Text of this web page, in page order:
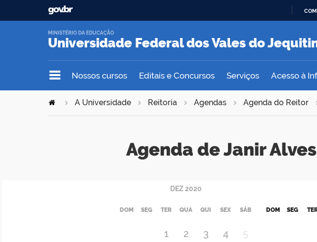
Universidade Federal dos Vales do
MINISTÉRIO DA EDUCAÇÃO
Nossos cursos Editais e Concursos Serviços Acesso à
A Universidade Reitoria Agendas Agenda do Reitor
Agenda de Janir
DEZ2020
DOM SEG TER QUA QUI SEX SÁB
1 2 3 4
5
DOM SEG